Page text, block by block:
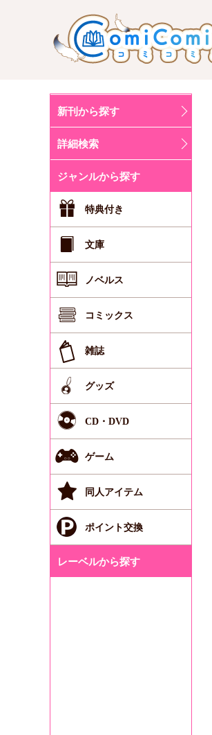
新刊から探す
詳細検索
ジャンルから探す
特典付き
文庫
ノベルス
コミックス
雑誌
グッズ
CD・DVD
ゲーム
同人アイテム
ポイント交換
レーベルから探す